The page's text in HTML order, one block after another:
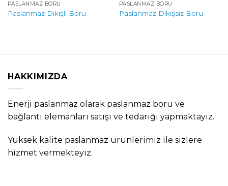
PASLANMAZ BORU
Paslanmaz Dikişli Boru
PASLANMAZ BORU
Paslanmaz Dikişsiz Boru
HAKKIMIZDA
Enerji paslanmaz olarak paslanmaz boru ve
bağlantı elemanları satışı ve tedariği yapmaktayız.
Yüksek kalite paslanmaz ürünlerimiz ile sizlere
hizmet vermekteyiz.